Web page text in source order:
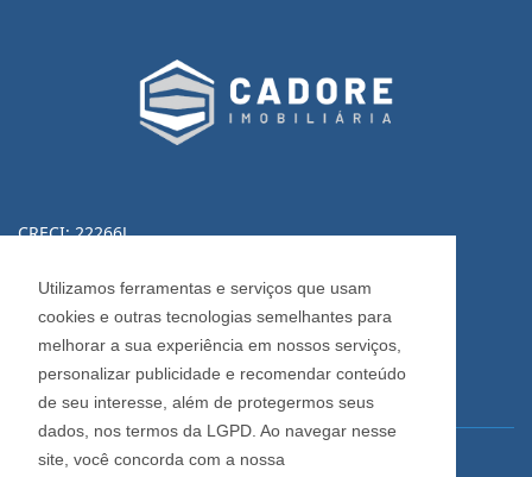
Utilizamos ferramentas e serviços que usam
cookies e outras tecnologias semelhantes para
melhorar a sua experiência em nossos serviços,
personalizar publicidade e recomendar conteúdo
de seu interesse, além de protegermos seus
dados, nos termos da LGPD. Ao navegar nesse
site, você concorda com a nossa
CRECI: 22266J
Informações de Contato
(54) 3223-0370
(54) 3028-0380
(54) 3028-0390
vendas@imobiliariacadore.com.br